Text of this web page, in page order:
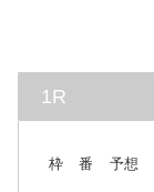
1R
枠 番 予想